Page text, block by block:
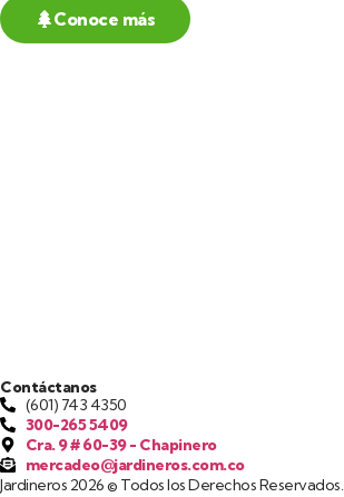
Conoce más
Contáctanos
(601) 743 4350
300-265 5409
Cra. 9 # 60-39 - Chapinero
mercadeo@jardineros.com.co
Jardineros 2026 © Todos los Derechos Reservados.